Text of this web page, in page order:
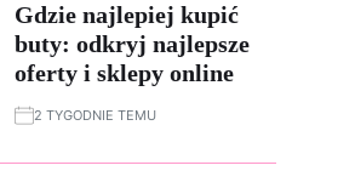
Gdzie najlepiej kupić
buty: odkryj najlepsze
oferty i sklepy online
2 TYGODNIE TEMU